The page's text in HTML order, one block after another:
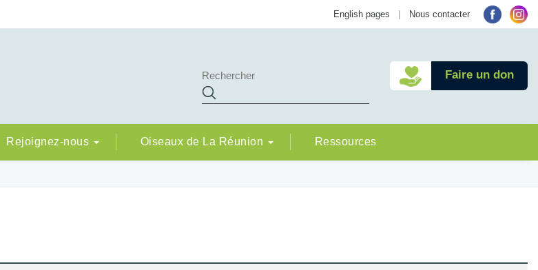
English pages | Nous contacter
Faire un don
Rejoignez-nous Oiseaux de La Réunion Ressources